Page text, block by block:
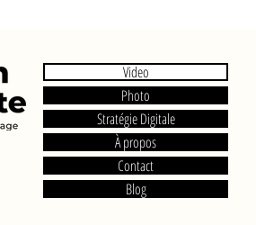
Video
Photo
Stratégie Digitale
À propos
Contact
Blog